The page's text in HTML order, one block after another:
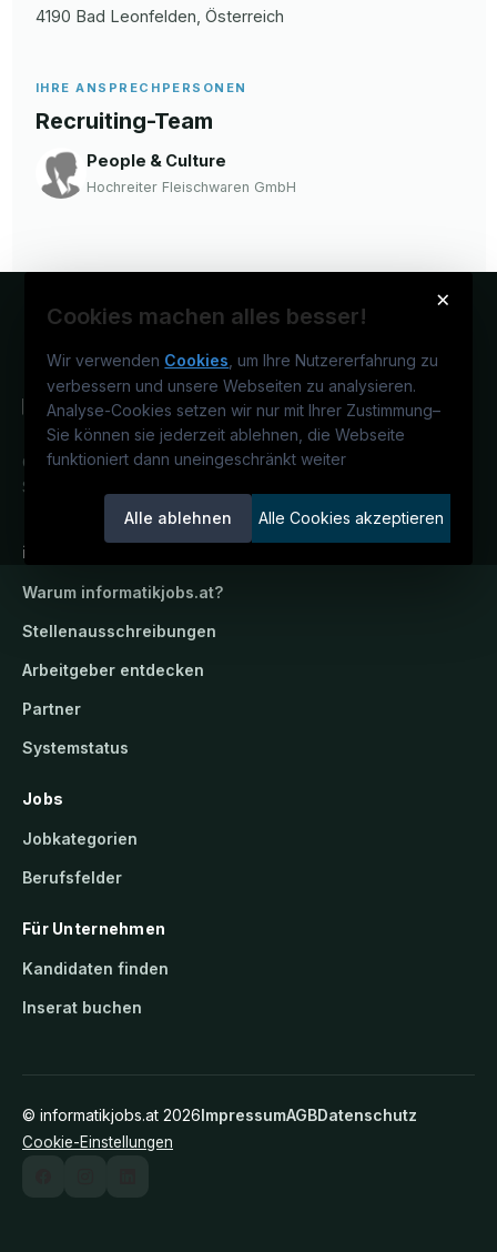
4190 Bad Leonfelden , Österreich
IHRE ANSPRECHPERSONEN
Recruiting-Team
People & Culture
Hochreiter Fleischwaren GmbH
×
Cookies machen alles besser!
Wir verwenden Cookies , um Ihre Nutzererfahrung zu
verbessern und unsere Webseiten zu analysieren.
Analyse-Cookies setzen wir nur mit Ihrer Zustimmung–
Sie können sie jederzeit ablehnen, die Webseite
funktioniert dann uneingeschränkt weiter
Alle ablehnen Alle Cookies akzeptieren
Österreichs IT-Karriereportal.Ein
Service der candidatis GmbH.
informatikjobs.at
Warum informatikjobs.at?
Stellenausschreibungen
Arbeitgeber entdecken
Partner
Systemstatus
Jobs
Jobkategorien
Berufsfelder
Für Unternehmen
Kandidaten finden
Inserat buchen
© informatikjobs.at 2026ImpressumAGBDatenschutz
Cookie-Einstellungen